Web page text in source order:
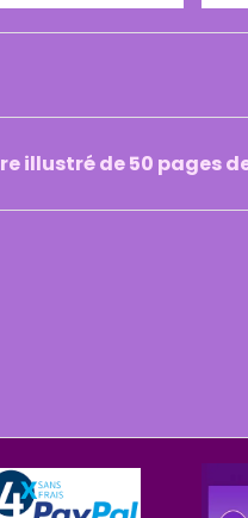
illustré de 50 pages